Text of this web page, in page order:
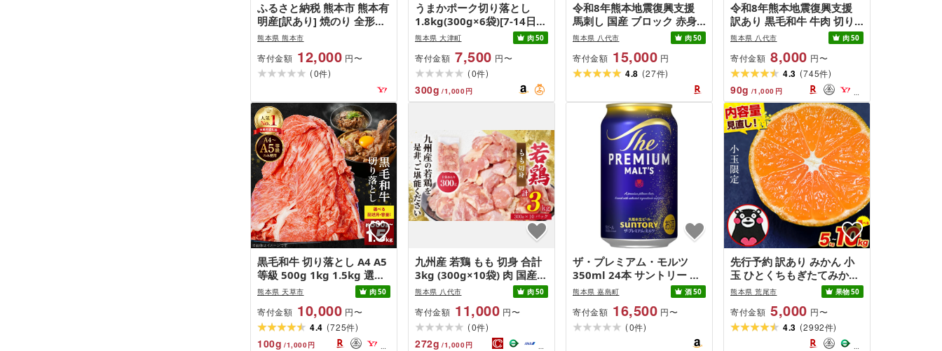
ふるさと納税 熊本市 熊本有
明産[訳あり] 焼のり 全形
100枚(25枚×4袋)〜海の駅
熊本県 熊本市
寄付金額 12,000 円〜
(0件)
うまかポーク切り落とし
1.8kg(300g×6袋)[7-14日以
内に出荷予定(土日祝除く)]
熊本県 大津町 肉50
寄付金額 7,500 円〜
(0件)
300g /1,000円
令和8年熊本地震復興支援
馬刺し 国産 ブロック 赤身
400g〜560g 菅乃屋[選べる
内容量]馬肉 馬刺し 生食 馬
刺し専用タレ付き 刺身 冷凍
熊本 郷土料理 送料無料 ★旅
サラダで紹介されました★
熊本県 八代市 肉50
寄付金額 15,000 円
4.8 (27件)
令和8年熊本地震復興支援
訳あり 黒毛和牛 牛肉 切り
落とし 小分け パック 冷凍
600g〜1.2kg くまもと黒毛
和牛[選べる内容量・発送月]
霜降り 部位ミックス 毎月数
量限定 限定 国産牛 ブラン
ド牛 国産 黒毛和牛 お肉
熊本県 八代市 肉50
寄付金額 8,000 円〜
4.3 (745件)
90g /1,000 円
黒毛和牛 切り落とし A4 A5
等級 500g 1kg 1.5kg 選べ
る容量・発送時期 ミシュラ
ン獲得 国産 牛肉 肉 冷凍 便
利 小分け 牛丼 肉じゃが 肉
うどん グルメ お取り寄せ
熊本県 天草市 送料無料
熊本県 天草市 肉50
寄付金額 10,000 円〜
4.4 (725件)
100g /1,000円
九州産 若鶏 もも 切身 合計
3kg (300g×10袋) 肉 国産
鶏肉 とり肉 鶏もも肉 鳥も
も肉 弁当 小分け パック 唐
揚げ おかず 冷凍
熊本県 八代市 肉50
寄付金額 11,000 円〜
(0件)
272g /1,000円
ザ・プレミアム・モルツ
350ml 24本 サントリー ビ
ール プレモル 生ビール 缶
熊本県 嘉島町 酒50
寄付金額 16,500 円〜
(0件)
先行予約 訳あり みかん 小
玉 ひとくちもぎたてみかん
約 5kg 約 8kg 約 10kg [9
月下旬-12月下旬頃出荷] S-
3Sサイズ 訳あり ご家庭用
熊本県産 期間限定 フルーツ
熊本県 荒尾市 果物50
寄付金額 5,000 円〜
4.3 (2992件)